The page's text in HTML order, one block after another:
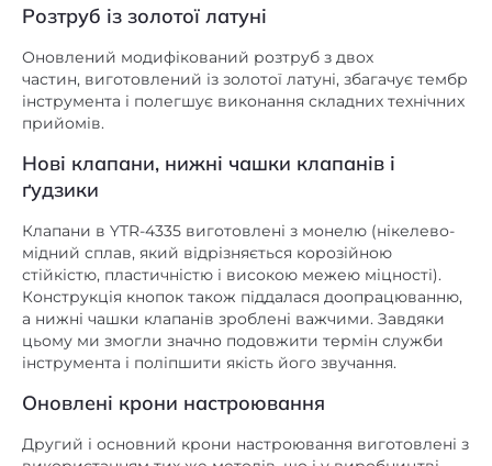
Розтруб із золотої латуні
Оновлений модифікований розтруб з двох
частин, виготовлений із золотої латуні, збагачує тембр
інструмента і полегшує виконання складних технічних
прийомів.
Нові клапани, нижні чашки клапанів і
ґудзики
Клапани в YTR-4335 виготовлені з монелю (нікелево-
мідний сплав, який відрізняється корозійною
стійкістю, пластичністю і високою межею міцності).
Конструкція кнопок також піддалася доопрацюванню,
а нижні чашки клапанів зроблені важчими. Завдяки
цьому ми змогли значно подовжити термін служби
інструмента і поліпшити якість його звучання.
Оновлені крони настроювання
Другий і основний крони настроювання виготовлені з